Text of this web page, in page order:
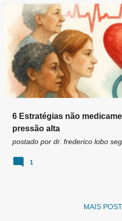
g
6 Estratégias não
pressão alta
postado por dr. frederico lobo
1
MAIS